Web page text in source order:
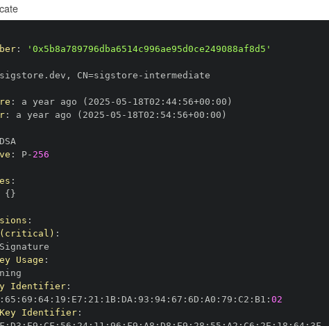
:
'0x5b8a789796dba6514c996ae95d0ce249088af8d5'
, CN=sigstore -
: a year ago (2025 -05 - 18T02 : 44: 56+00 :
: a year ago (2025 -05 - 18T02 : 54: 56+00 :
: P- 256
:
{ }
:
(critical) :
Usage :
Identifier:
: 65 : 69 : 64: 19 : E7 : 21 : 1B: DA : 93 : 94: 67 : 6D : A0 : 79 : C2 : B1 : 02
Identifier: